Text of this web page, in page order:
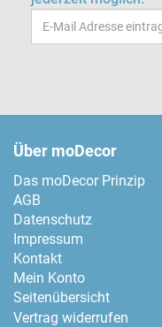
Email-
Adresse
Über moDecor
Das moDecor Prinzip
AGB
Datenschutz
Impressum
Kontakt
Mein Konto
Seitenübersicht
Vertrag widerrufen